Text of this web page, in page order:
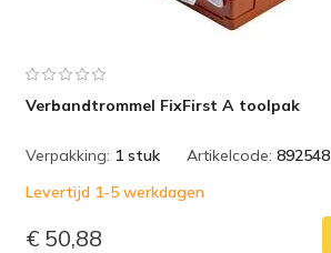
Verbandtrommel FixFirst A toolpak
Verpakking: 1 stuk Artikelcode: 892548
Levertijd 1-5 werkdagen
€ 50,88